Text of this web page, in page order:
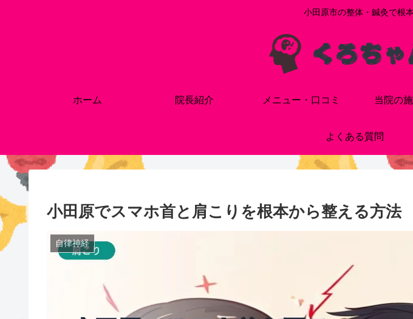
小田原市の整体・鍼灸で根
ホーム 院長紹介 メニュー・口コミ 当院の
よくある質問
小田原でスマホ首と肩こりを根本から整える方法
自律神経